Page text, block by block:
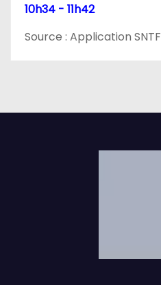
e
10h34 - 11h42
Source : Application SNTF